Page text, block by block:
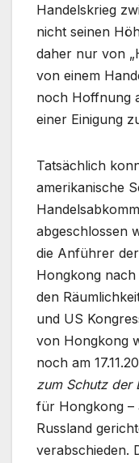
Handelskrieg
nicht seinen
daher nur von
von einem
noch Hoffnung
einer Einigung
Tatsächlich
amerikanische
abgeschlossen
die Anführer
Hongkong
den
und US
von Hongkong
noch am
zum Schutz der
für Hongkong –
Russland
verabschieden.